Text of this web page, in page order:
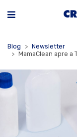
Blog
Newsletter
MamaClean apre